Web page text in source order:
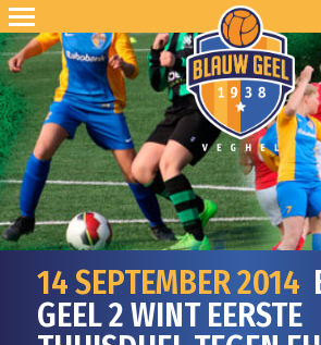
14 SEPTEMBER 2014
GEEL 2 WINT EERSTE